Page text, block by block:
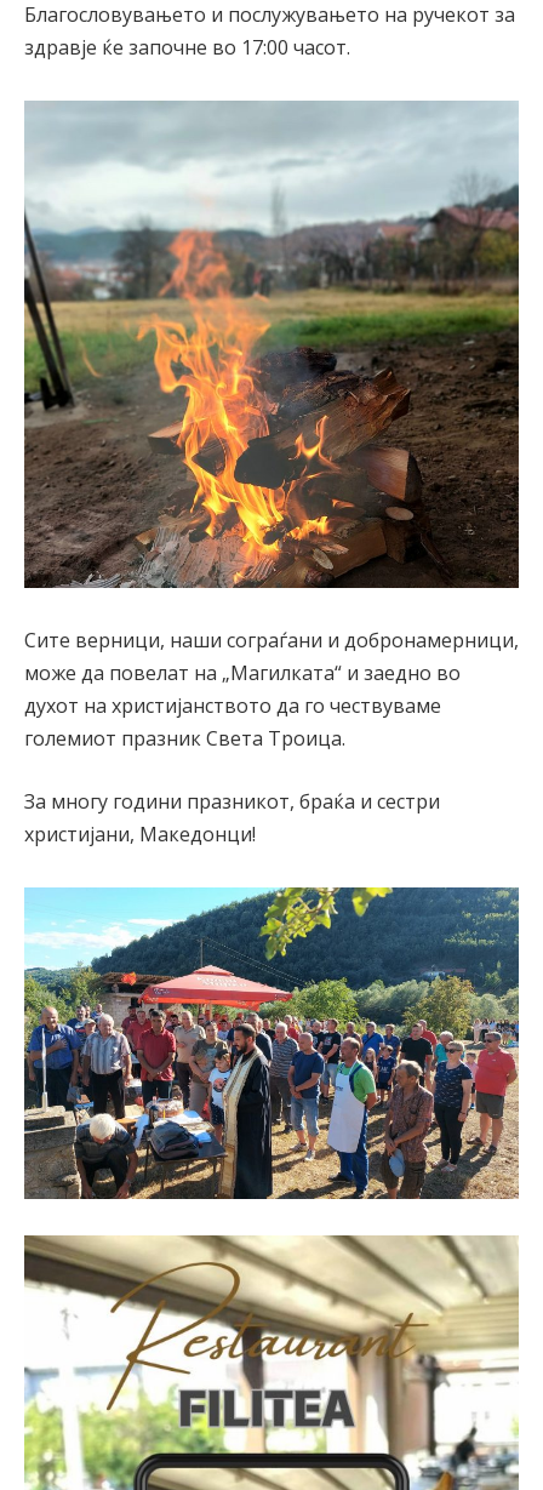
Благословувањето и послужувањето на ручекот за
здравје ќе започне во 17:00 часот.
Сите верници, наши сограѓани и добронамерници,
може да повелат на „Магилката“ и заедно во
духот на христијанството да го чествуваме
големиот празник Света Троица.
За многу години празникот, браќа и сестри
христијани, Македонци!